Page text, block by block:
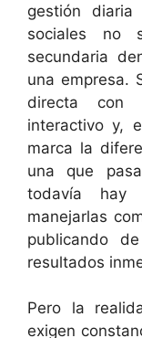
gestión
sociales no
secundaria
una empresa.
directa con
interactivo y,
marca la
una que
todavía hay
manejarlas
publicando
resultados
Pero la
exigen